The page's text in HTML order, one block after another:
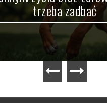
trzeba zadbać